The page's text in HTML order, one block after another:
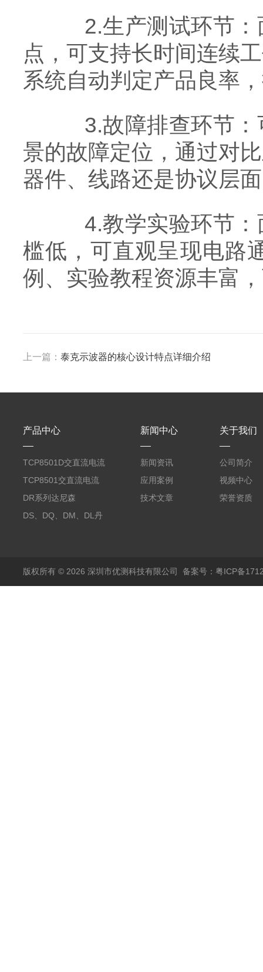
2.生产测试环节：
点，可支持长时间连续
系统自动判定产品良率
3.故障排查环节：
景的故障定位，通过对
器件、线路还是协议层
4.教学实验环节：
槛低，可直观呈现电路
例、实验教程资源丰富
上一篇： 泰克示波器的核心设计特点详细介绍
产品中心
TCP8501D交直流电流
探头500A
TCP8501交直流电流
探头500A
DR系列达尼森
Danisense高精度电流
DS、DQ、DM、DL丹
新闻中心
新闻资讯
应用案例
技术文章
关于我们
公司简介
视频中心
荣誉资质
版权所有 © 2026 深圳市优测科技有限公司 备案号：粤ICP备